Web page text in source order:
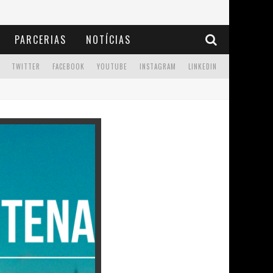
PARCERIAS NOTÍCIAS
LINKEDIN
INSTAGRAM
YOUTUBE
FACEBOOK
TWITTER